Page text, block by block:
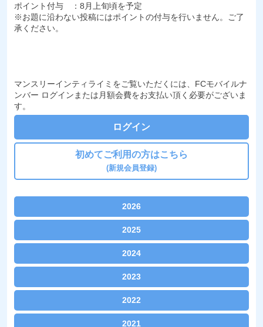
ポイント付与 ：8月上旬頃を予定
※お題に沿わない投稿にはポイントの付与を行いません。ご了
承ください。
マンスリーインティライミをご覧いただくには、FCモバイルナ
ンバー ログインまたは月額会費をお支払い頂く必要がございま
す。
ログイン
初めてご利用の方はこちら
(新規会員登録)
2026
『アンケートあれこれ!!2026年7月』
『アンケートあれこれ!!2026年6月』
『アンケートあれこれ!!2026年5月』
『アンケートあれこれ!!2026年4月』
2025
『アンケートあれこれ!!2025年12月』
『アンケートあれこれ!!2025年11月』
『アンケートあれこれ!!2025年10月』
2024
『アンケートあれこれ!!2024年12月』
『アンケートあれこれ!!2024年11月』
2023
『アンケートあれこれ!!2023年12月』
2022
『アンケートあれこれ!!2022年12月』
2021